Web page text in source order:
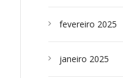
fevereiro 2025
janeiro 2025